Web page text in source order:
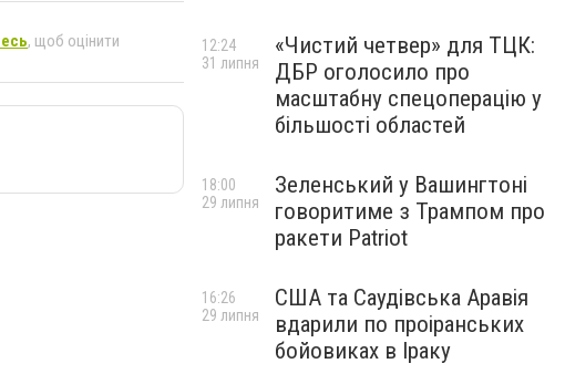
, щоб оцінити
«Чистий четвер» для ТЦК:
ДБР оголосило про
масштабну спецоперацію у
більшості областей
12:24
31 липня
Зеленський у Вашингтоні
говоритиме з Трампом про
ракети Patriot
18:00
29 липня
США та Саудівська Аравія
вдарили по проіранських
бойовиках в Іраку
16:26
29 липня